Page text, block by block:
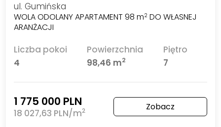
ul. Gumińska
WOLA ODOLANY APARTAMENT 98 m2 DO WŁASNEJ
ARANŻACJI
Liczba pokoi
4
Powierzchnia
98,46 m2
Piętro
7
1 775 000 PLN
18 027,63 PLN/m2 Zobacz